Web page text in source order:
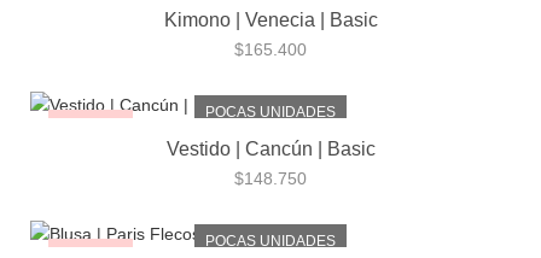
Kimono | Venecia | Basic
$165.400
POCAS UNIDADES
Vestido | Cancún | Basic
$148.750
POCAS UNIDADES